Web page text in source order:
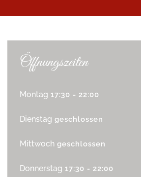
Öffnungszeiten
Montag 17:30 - 22:00
Dienstag geschlossen
Mittwoch geschlossen
Donnerstag 17:30 - 22:00